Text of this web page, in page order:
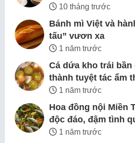
10 tháng trước
Bánh mì Việt và
tấu” vươn xa
1 năm trước
Cá dứa kho trái bần
thành tuyệt tác ẩm
1 năm trước
Hoa đồng nội Miền
độc đáo, đậm tình
1 năm trước